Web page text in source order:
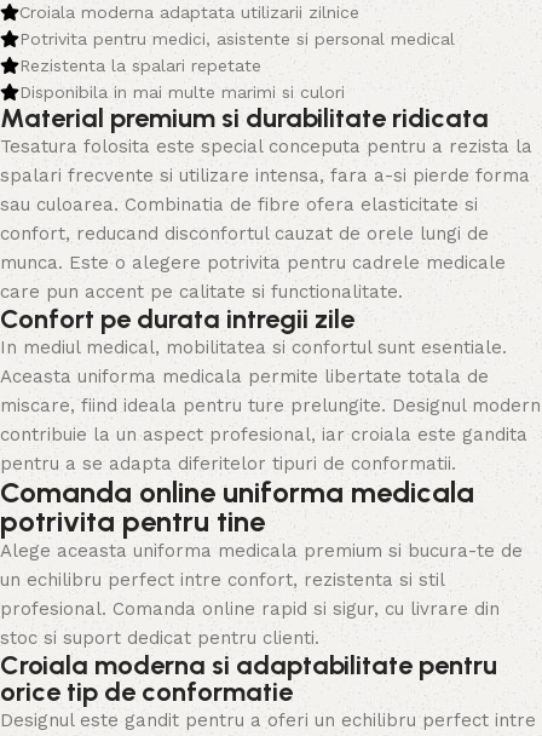
Croiala moderna adaptata utilizarii zilnice
Potrivita pentru medici, asistente si personal medical
Rezistenta la spalari repetate
Disponibila in mai multe marimi si culori
Material premium si durabilitate ridicata
Tesatura folosita este special conceputa pentru a rezista la
spalari frecvente si utilizare intensa, fara a-si pierde forma
sau culoarea. Combinatia de fibre ofera elasticitate si
confort, reducand disconfortul cauzat de orele lungi de
munca. Este o alegere potrivita pentru cadrele medicale
care pun accent pe calitate si functionalitate.
Confort pe durata intregii zile
In mediul medical, mobilitatea si confortul sunt esentiale.
Aceasta uniforma medicala permite libertate totala de
miscare, fiind ideala pentru ture prelungite. Designul modern
contribuie la un aspect profesional, iar croiala este gandita
pentru a se adapta diferitelor tipuri de conformatii.
Comanda online uniforma medicala
potrivita pentru tine
Alege aceasta uniforma medicala premium si bucura-te de
un echilibru perfect intre confort, rezistenta si stil
profesional. Comanda online rapid si sigur, cu livrare din
stoc si suport dedicat pentru clienti.
Croiala moderna si adaptabilitate pentru
orice tip de conformatie
Designul este gandit pentru a oferi un echilibru perfect intre